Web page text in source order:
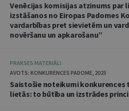
Venēcijas komisijas atzinums par
izstāšanos no Eiropas Padomes
vardarbības pret sievietēm un
novēršanu un apkarošanu”
PRAKSES MATERIĀLI
AVOTS: KONKURENCES PADOME, 2025
Saistošie noteikumi konkurences
lietās: to būtība un izstrādes